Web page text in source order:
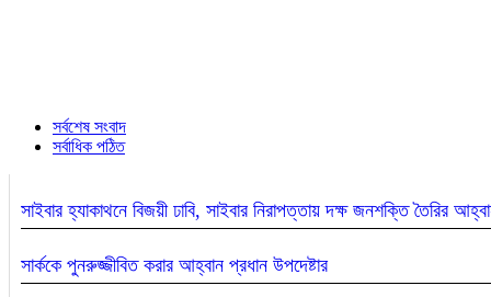
সর্বশেষ সংবাদ
সর্বাধিক পঠিত
সাইবার হ্যাকাথনে বিজয়ী ঢাবি, সাইবার নিরাপত্তায় দক্ষ জনশক্তি তৈরির
সার্ককে পুনরুজ্জীবিত করার আহ্বান প্রধান উপদেষ্টার